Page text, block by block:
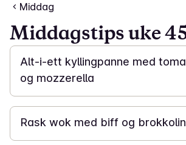
Middag
Middagstips uke
45 min
Alt-i-ett kyllingpanne med
og mozzerella
20 min
Rask wok med biff og
20 min